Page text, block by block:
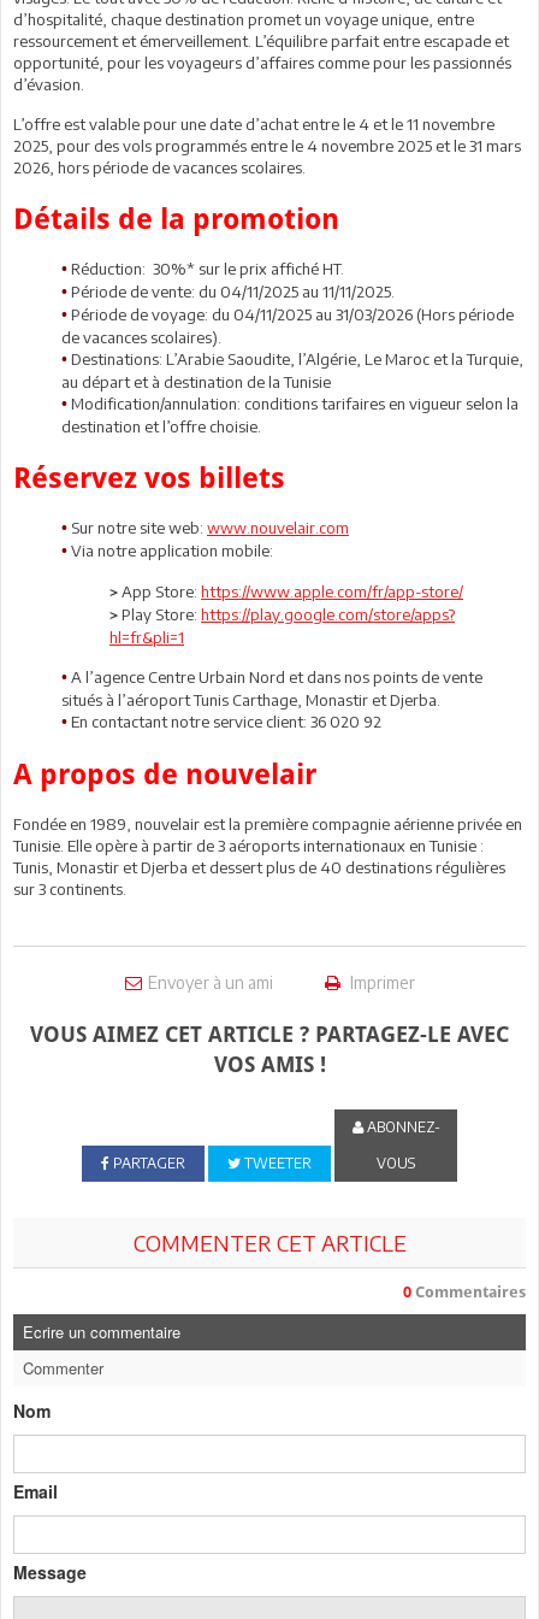
d’hospitalité, chaque destination promet un voyage unique, entre
ressourcement et émerveillement. L’équilibre parfait entre escapade et
opportunité, pour les voyageurs d’affaires comme pour les passionnés
d’évasion.
L’offre est valable pour une date d’achat entre le 4 et le 11 novembre
2025, pour des vols programmés entre le 4 novembre 2025 et le 31 mars
2026, hors période de vacances scolaires.
Détails de la promotion
• Réduction: 30%* sur le prix affiché HT.
• Période de vente: du 04/11/2025 au 11/11/2025.
• Période de voyage: du 04/11/2025 au 31/03/2026 (Hors période
de vacances scolaires).
• Destinations: L’Arabie Saoudite, l’Algérie, Le Maroc et la Turquie,
au départ et à destination de la Tunisie
• Modification/annulation: conditions tarifaires en vigueur selon la
destination et l’offre choisie.
Réservez vos billets
• Sur notre site web: www.nouvelair.com
• Via notre application mobile:
> App Store: https://www.apple.com/fr/app-store/
> Play Store: https://play.google.com/store/apps?
hl=fr&pli=1
• A l’agence Centre Urbain Nord et dans nos points de vente
situés à l’aéroport Tunis Carthage, Monastir et Djerba.
• En contactant notre service client: 36 020 92
A propos de nouvelair
Fondée en 1989, nouvelair est la première compagnie aérienne privée en
Tunisie. Elle opère à partir de 3 aéroports internationaux en Tunisie :
Tunis, Monastir et Djerba et dessert plus de 40 destinations régulières
sur 3 continents.
Envoyer à un ami Imprimer
VOUS AIMEZ CET ARTICLE ? PARTAGEZ-LE AVEC
VOS AMIS !
PARTAGER TWEETER
ABONNEZ-
VOUS
COMMENTER CET ARTICLE
0 Commentaires
Ecrire un commentaire
Commenter
Nom
Email
Message